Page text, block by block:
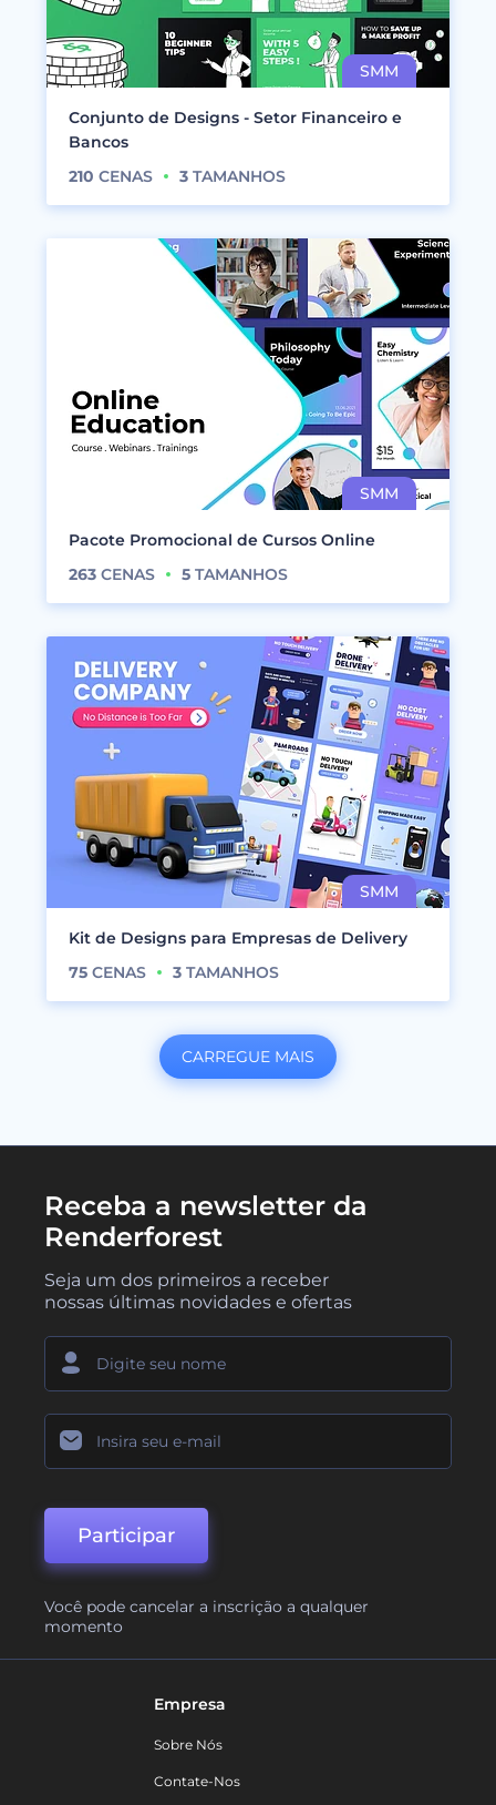
Conjunto de Designs - Setor Financeiro e
Bancos
210 CENAS 3 TAMANHOS
Pacote Promocional de Cursos Online
263 CENAS 5 TAMANHOS
Kit de Designs para Empresas de Delivery
75 CENAS 3 TAMANHOS
CARREGUE MAIS
Receba a newsletter da
Renderforest
Seja um dos primeiros a receber
nossas últimas novidades e ofertas
Participar
Você pode cancelar a inscrição a qualquer
momento
Empresa
Sobre Nós
Contate-Nos